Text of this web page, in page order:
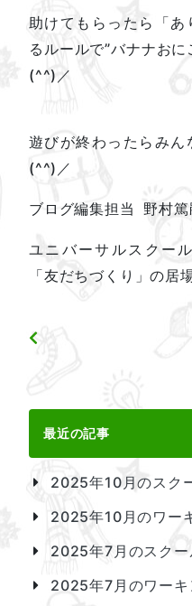
助けてもらったら「あ
るルールで”バナナお
(^^)／
遊びが終わったらみん
(^^)／
ブログ編集担当 野村篤
ユニバーサルスクー
「友だちづくり」の居
最近の記事
2025年10月のスク
2025年10月のワー
2025年7月のスクー
2025年7月のワーキ